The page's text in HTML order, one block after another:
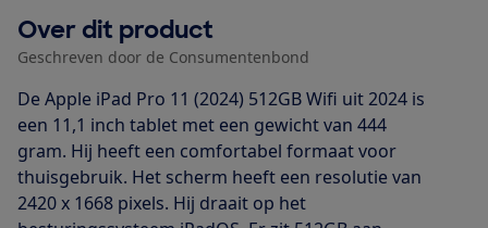
Over dit product
Geschreven door de Consumentenbond
De Apple iPad Pro 11 (2024) 512GB Wifi uit 2024 is
een 11,1 inch tablet met een gewicht van 444
gram. Hij heeft een comfortabel formaat voor
thuisgebruik. Het scherm heeft een resolutie van
2420 x 1668 pixels. Hij draait op het